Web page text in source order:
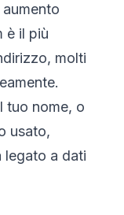
è il più
molti
tuo nome, o
usato,
legato a dati